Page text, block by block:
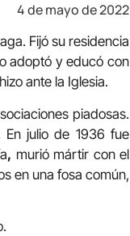
4 de mayo de 2022
Fijó su residencia
adoptó y educó con
ante la Iglesia.
piadosas.
julio de 1936 fue
, murió mártir con el
en una fosa común,